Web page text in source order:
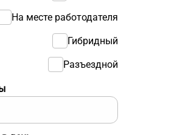
На месте работодателя
Гибридный
Разъездной